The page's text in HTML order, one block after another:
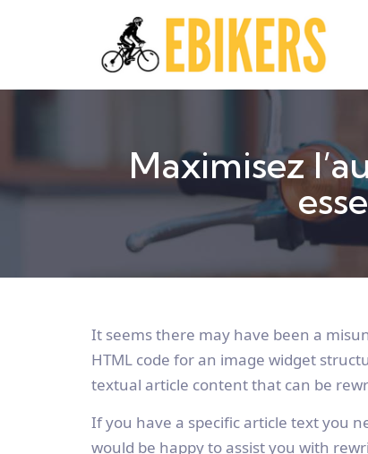
Maximisez
It seems there may have been a
HTML code for an image widget
textual article content that can be
If you have a specific article text you
would be happy to assist you with